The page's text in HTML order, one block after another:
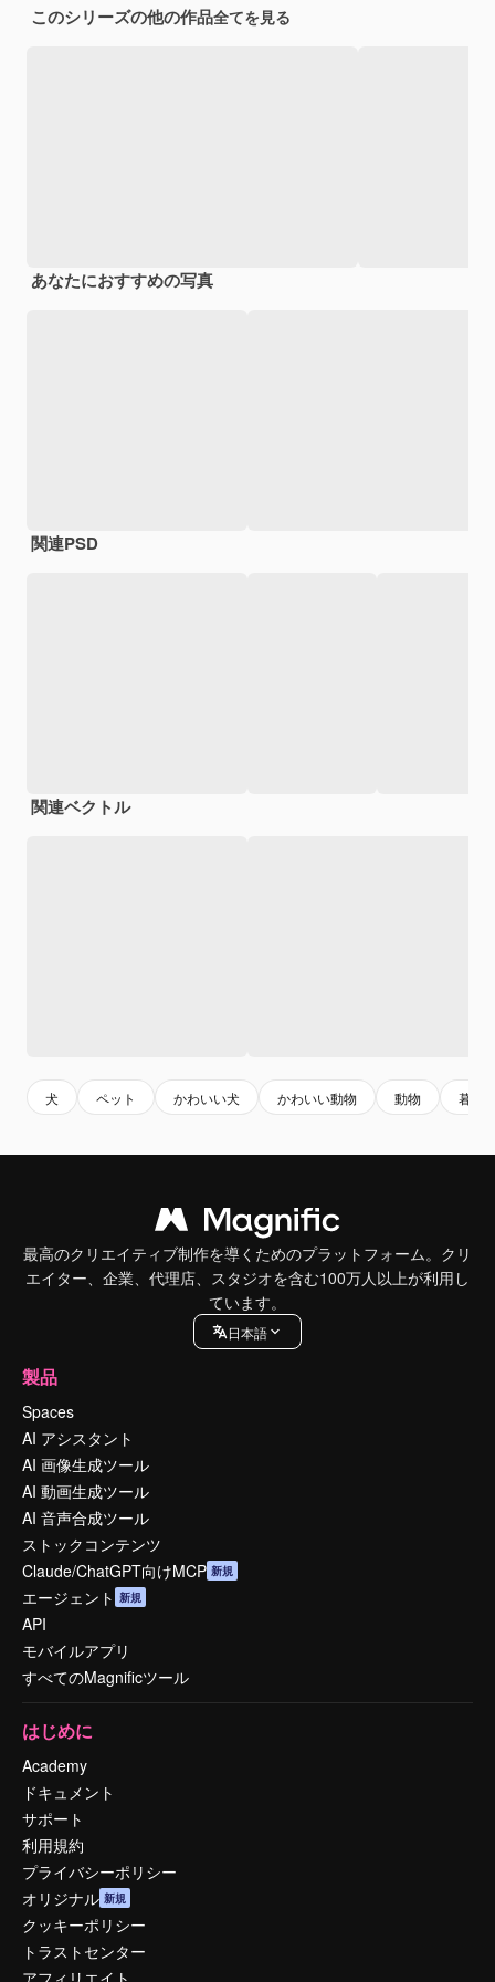
このシリーズの他の作品全てを見る
あなたにおすすめの写真
関連PSD
関連ベクトル
犬 ペット かわいい犬 かわいい動物 動物 暮ら
最高のクリエイティブ制作を導くためのプラットフォーム。クリ
エイター、企業、代理店、スタジオを含む100万人以上が利用し
ています。
日本語
製品
Spaces
AI アシスタント
AI 画像生成ツール
AI 動画生成ツール
AI 音声合成ツール
ストックコンテンツ
Claude/ChatGPT向けMCP 新規
エージェント 新規
API
モバイルアプリ
すべてのMagnificツール
はじめに
Academy
ドキュメント
サポート
利用規約
プライバシーポリシー
オリジナル 新規
クッキーポリシー
トラストセンター
アフィリエイト